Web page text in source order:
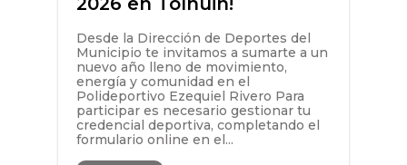
Desde la Dirección de Deportes del
Municipio te invitamos a sumarte a un
nuevo año lleno de movimiento,
energía y comunidad en el
Polideportivo Ezequiel Rivero Para
participar es necesario gestionar tu
credencial deportiva, completando el
formulario online en el...